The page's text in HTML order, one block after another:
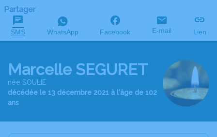
Partager
SMS WhatsApp Facebook E-mail Lien
Marcelle SEGURET
née SOULIE
décédée le 13 décembre 2021 à l'âge de 102
ans